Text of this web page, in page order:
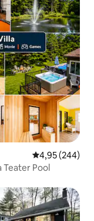
4,95 ud af 5 i
4,95 (244)
Teater Pool